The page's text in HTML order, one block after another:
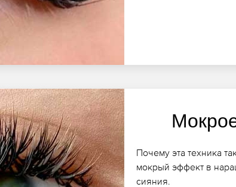
Почему эта техника
мокрый эффект в
сияния.